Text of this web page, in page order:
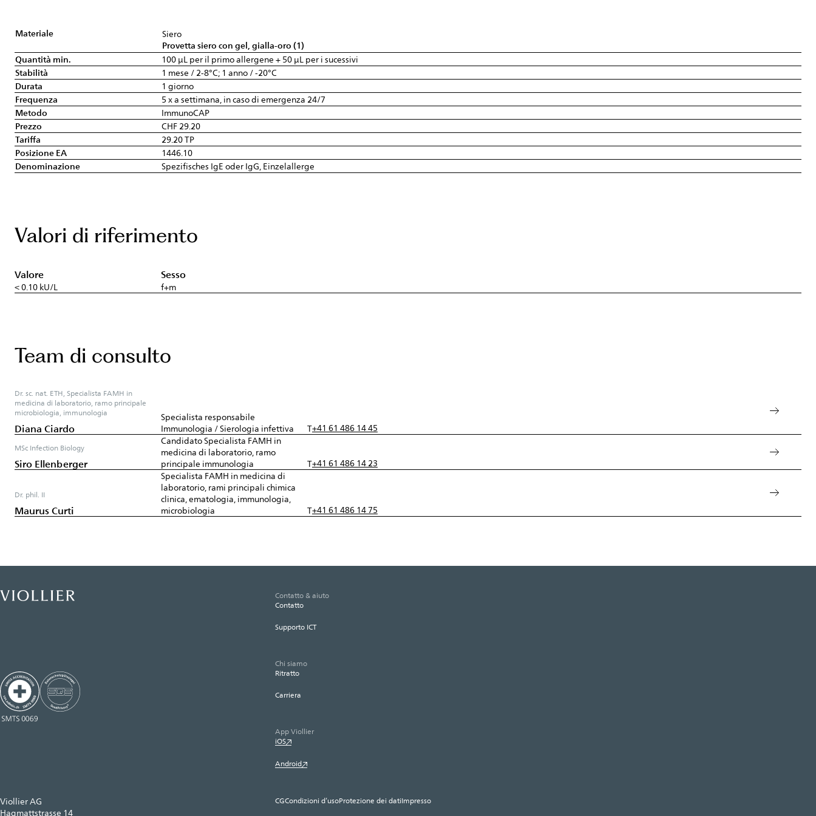
Materiale
Siero
Provetta siero con gel, gialla-oro (1)
Quantità min.
100 µL per il primo allergene + 50 µL per i sucessivi
Stabilità
1 mese / 2-8°C; 1 anno / -20°C
Durata
1 giorno
Frequenza
5 x a settimana, in caso di emergenza 24/7
Metodo
ImmunoCAP
Prezzo
CHF 29.20
Tariffa
29.20 TP
Posizione EA
1446.10
Denominazione
Spezifisches IgE oder IgG, Einzelallerge
Valori di riferimento
Valore Sesso
< 0.10 kU/L f+m
Team di consulto
Dr. sc. nat. ETH, Specialista FAMH in
medicina di laboratorio, ramo principale
microbiologia, immunologia
Diana Ciardo
Specialista responsabile
Immunologia / Sierologia infettiva
T+41 61 486 14 45
MSc Infection Biology
Siro Ellenberger
Candidato Specialista FAMH in
medicina di laboratorio, ramo
principale immunologia
T+41 61 486 14 23
Dr. phil. II
Maurus Curti
Specialista FAMH in medicina di
laboratorio, rami principali chimica
clinica, ematologia, immunologia,
microbiologia
T+41 61 486 14 75
Viollier AG
Hagmattstrasse 14
Contatto & aiuto
Contatto
Supporto ICT
Chi siamo
Ritratto
Carriera
App Viollier
iOS
Android
CGCondizioni d’usoProtezione dei datiImpresso